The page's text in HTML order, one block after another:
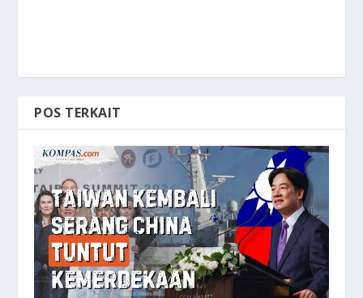
POS TERKAIT